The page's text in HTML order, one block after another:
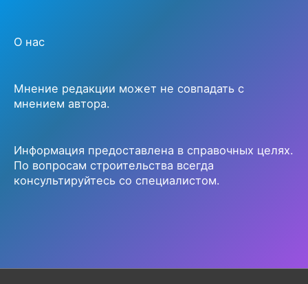
О нас
Мнение редакции может не совпадать с
мнением автора.
Информация предоставлена в справочных целях.
По вопросам строительства всегда
консультируйтесь со специалистом.